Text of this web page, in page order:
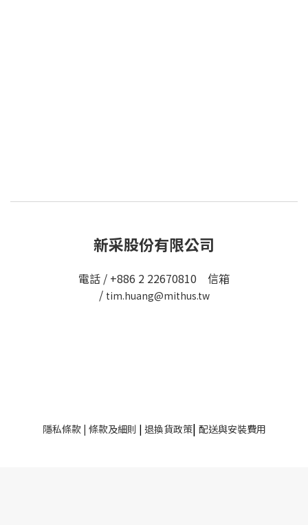
新采股份有限公司
電話 / +886 2 22670810 信箱
/ tim.huang@mithus.tw
隱私條款| 條款及細則 | 退換貨政策| 配送與安裝費用